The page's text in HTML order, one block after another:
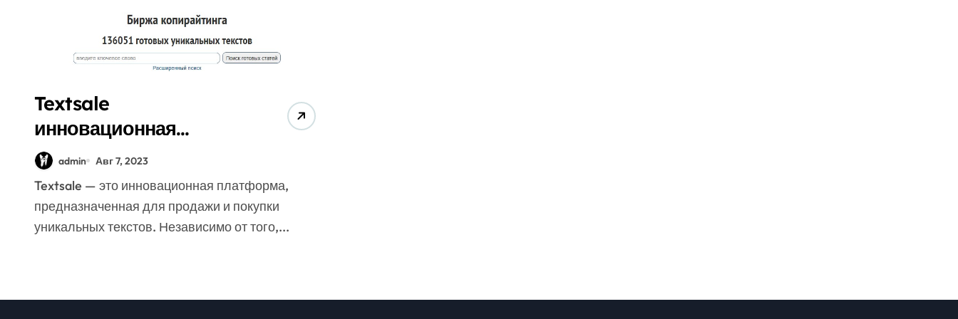
Textsale
инновационная
платформа,
предназначенная для
продажи и покупки
уникальных текстов.
admin Авг 7, 2023
Textsale — это инновационная платформа,
предназначенная для продажи и покупки
уникальных текстов. Независимо от того,...